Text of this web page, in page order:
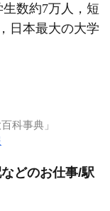
数約7万人，短
日本最大の大学
科事典」
どのお仕事/駅